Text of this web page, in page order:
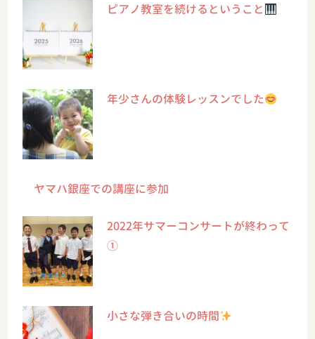
ピアノ教室を続けるということ
年少さんの体験レッスンでした
ヤマハ銀座での講座に参加
2022年サマーコンサートが終わって
①
小さな弾き合いの時間